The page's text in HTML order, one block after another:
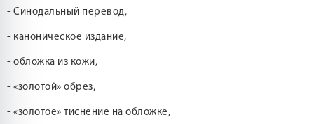
- Синодальный перевод,
- каноническое издание,
- обложка из кожи,
- «золотой» обрез,
- «золотое» тиснение на обложке,